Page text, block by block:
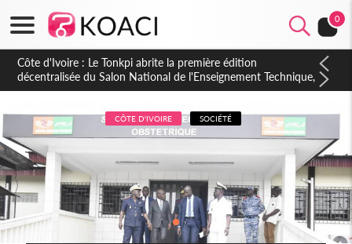
0
CÔTE D'IVOIRE SOCIÉTÉ